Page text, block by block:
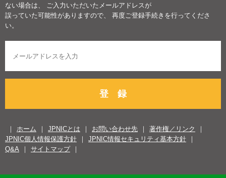
ない場合は、 ご入力いただいたメールアドレスが
誤っていた可能性がありますので、 再度ご登録手続きを行ってくださ
い。
登 録
ホーム JPNICとは お問い合わせ先
著作権／リンク
JPNIC個人情報保護方針
JPNIC情報セキュリティ基本方針
Q&A
サイトマップ